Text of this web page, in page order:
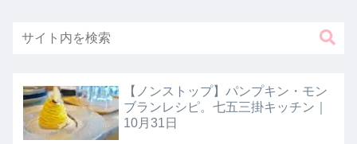
【ノンストップ】パンプキン・モン
ブランレシピ。七五三掛キッチン｜
10月31日